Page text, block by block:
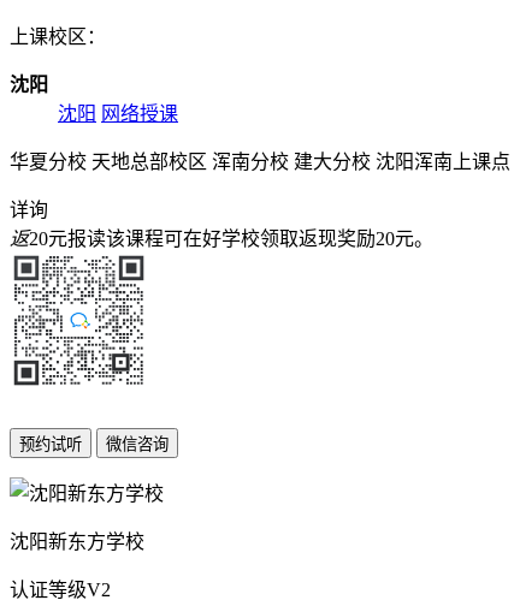
上课校区：
沈阳
沈阳 网络授课
华夏分校 天地总部校区 浑南分校 建大分校 沈阳浑南上课点
详询
返20元报读该课程可在好学校领取返现奖励20元。
沈阳新东方学校
认证等级V2